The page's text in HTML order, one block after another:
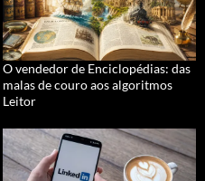
O vendedor de Enciclopédias: das
malas de couro aos algoritmos
Leitor